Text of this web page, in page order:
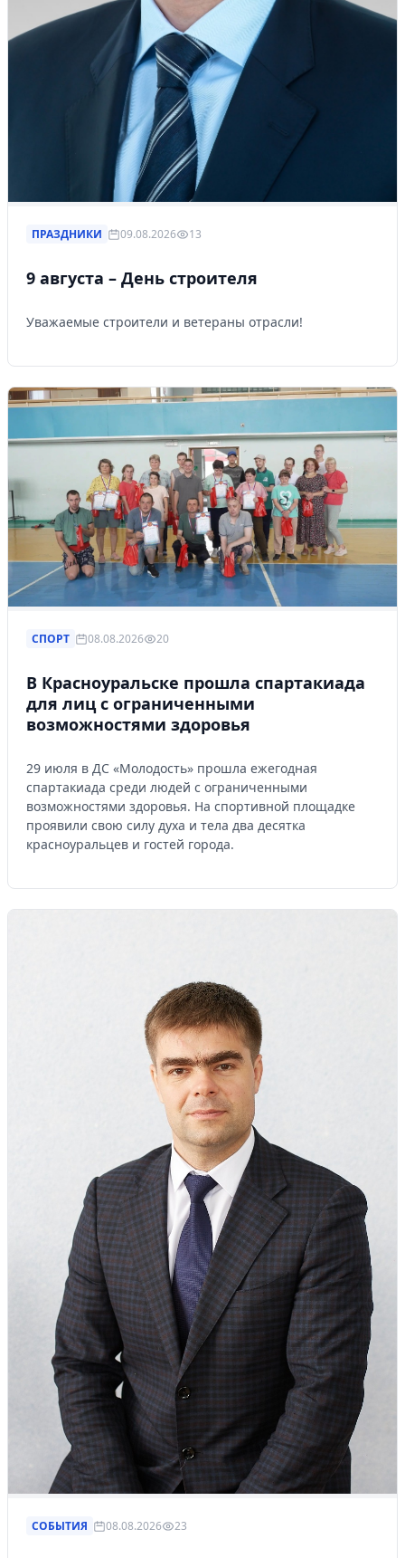
ПРАЗДНИКИ 09.08.2026 13
9 августа – День строителя
Уважаемые строители и ветераны отрасли!
СПОРТ 08.08.2026 20
В Красноуральске прошла спартакиада
для лиц с ограниченными
возможностями здоровья
29 июля в ДС «Молодость» прошла ежегодная
спартакиада среди людей с ограниченными
возможностями здоровья. На спортивной площадке
проявили свою силу духа и тела два десятка
красноуральцев и гостей города.
СОБЫТИЯ 08.08.2026 23